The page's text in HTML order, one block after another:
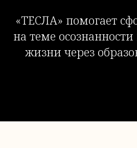
«ТЕСЛА» помогает
на теме осознанности
жизни через